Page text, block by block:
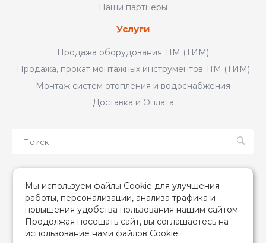
Наши партнеры
Услуги
Продажа оборудования TIM (ТИМ)
Продажа, прокат монтажных инструментов TIM (ТИМ)
Монтаж систем отопления и водоснабжения
Доставка и Оплата
Мы используем файлы Cookie для улучшения
работы, персонализации, анализа трафика и
повышения удобства пользования нашим сайтом.
Продолжая посещать сайт, вы соглашаетесь на
использование нами файлов Cookie.